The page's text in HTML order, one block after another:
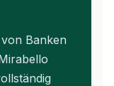
Banken